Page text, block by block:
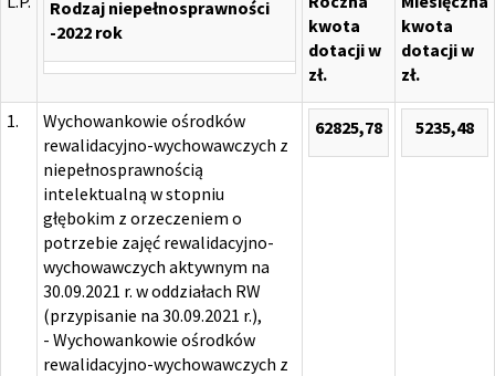
Rodzaj niepełnosprawności
-2022 rok
kwota
dotacji w
zł.
kwota
dotacji w
zł.
1.
Wychowankowie ośrodków
rewalidacyjno-wychowawczych z
niepełnosprawnością
intelektualną w stopniu
głębokim z orzeczeniem o
potrzebie zajęć rewalidacyjno-
wychowawczych aktywnym na
30.09.2021 r. w oddziałach RW
(przypisanie na 30.09.2021 r.),
- Wychowankowie ośrodków
rewalidacyjno-wychowawczych z
62825,78 5235,48